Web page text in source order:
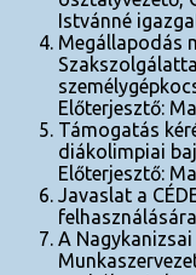
Istvánné
Megállapodás
Előterjesztő:
Támogatás
diákolimpiai
Előterjesztő:
Javaslat a
A